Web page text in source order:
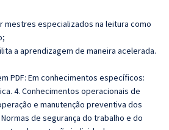
mestres especializados na leitura como
a aprendizagem de maneira acelerada.
PDF: Em conhecimentos específicos:
4. Conhecimentos operacionais de
e manutenção preventiva dos
de segurança do trabalho e do